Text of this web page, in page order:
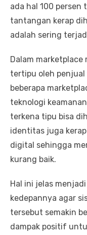
ada hal 100 persen
tantangan kerap
adalah sering
Dalam marketplace
tertipu oleh
beberapa
teknologi
terkena tipu bisa
identitas juga
digital sehingga
kurang baik.
Hal ini jelas
kedepannya agar
tersebut semakin
dampak positif